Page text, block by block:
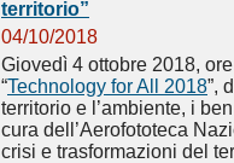
territorio”
04/10/2018
Giovedì 4 ottobre 2018,
“Technology for All 2018”,
territorio e l’ambiente, i
cura dell’Aerofototeca
crisi e trasformazioni del